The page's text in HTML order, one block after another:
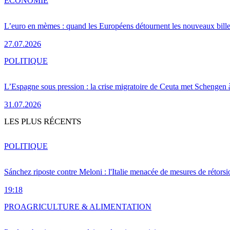
L’euro en mèmes : quand les Européens détournent les nouveaux
27.07.2026
L’Espagne sous pression : la crise migratoire de Ceuta met Schengen
31.07.2026
POLITIQUE
LES PLUS RÉCENTS
Sánchez riposte contre Meloni : l'Italie menacée de mesures de
19:18
POLITIQUE
PROAGRICULTURE & ALIMENTATION